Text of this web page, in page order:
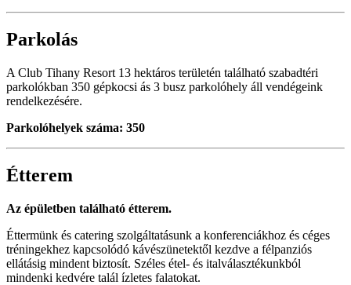
Parkolás
A Club Tihany Resort 13 hektáros területén található szabadtéri
parkolókban 350 gépkocsi ás 3 busz parkolóhely áll vendégeink
rendelkezésére.
Parkolóhelyek száma: 350
Étterem
Az épületben található étterem.
Éttermünk és catering szolgáltatásunk a konferenciákhoz és céges
tréningekhez kapcsolódó kávészünetektől kezdve a félpanziós
ellátásig mindent biztosít. Széles étel- és italválasztékunkból
mindenki kedvére talál ízletes falatokat.